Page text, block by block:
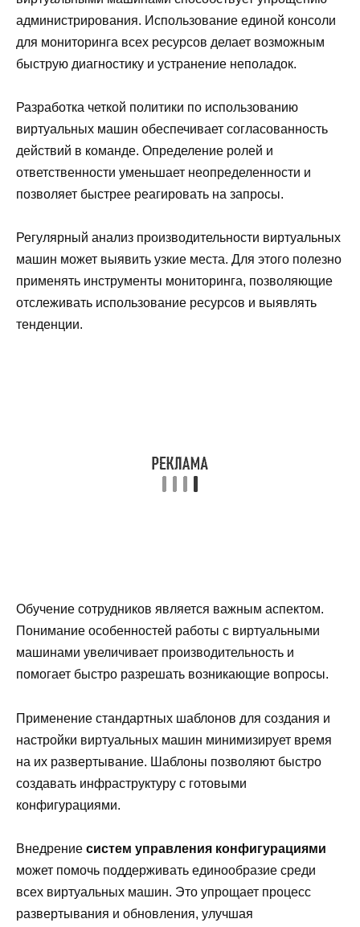
администрирования. Использование единой консоли
для мониторинга всех ресурсов делает возможным
быструю диагностику и устранение неполадок.
Разработка четкой политики по использованию
виртуальных машин обеспечивает согласованность
действий в команде. Определение ролей и
ответственности уменьшает неопределенности и
позволяет быстрее реагировать на запросы.
Регулярный анализ производительности виртуальных
машин может выявить узкие места. Для этого полезно
применять инструменты мониторинга, позволяющие
отслеживать использование ресурсов и выявлять
тенденции.
Обучение сотрудников является важным аспектом.
Понимание особенностей работы с виртуальными
машинами увеличивает производительность и
помогает быстро разрешать возникающие вопросы.
Применение стандартных шаблонов для создания и
настройки виртуальных машин минимизирует время
на их развертывание. Шаблоны позволяют быстро
создавать инфраструктуру с готовыми
конфигурациями.
Внедрение систем управления конфигурациями
может помочь поддерживать единообразие среди
всех виртуальных машин. Это упрощает процесс
развертывания и обновления, улучшая